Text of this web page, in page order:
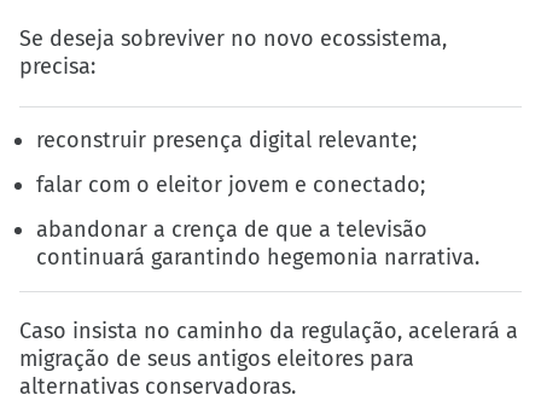
Se deseja sobreviver no novo ecossistema,
precisa:
reconstruir presença digital relevante;
falar com o eleitor jovem e conectado;
abandonar a crença de que a televisão
continuará garantindo hegemonia narrativa.
Caso insista no caminho da regulação, acelerará a
migração de seus antigos eleitores para
alternativas conservadoras.